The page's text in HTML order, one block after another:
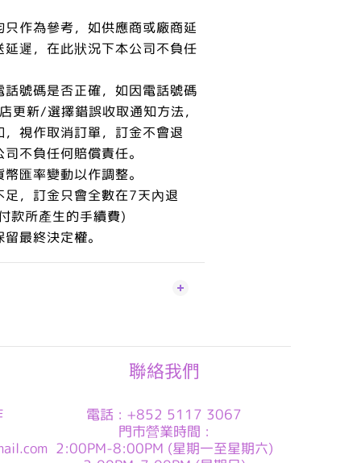
作為參考，如供應商或廠商延
遲，在此狀況下本公司不負任
號碼是否正確，如因電話號碼
更新/選擇錯誤收取通知方法，
視作取消訂單，訂金不會退
不負任何賠償責任。
匯率變動以作調整。
，訂金只會全數在7天內退
款所產生的手續費)
最終決定權。
聯絡我們
電話 : +852 5117 3067
門市營業時間 :
2:00PM-8:00PM (星期一至星期六)